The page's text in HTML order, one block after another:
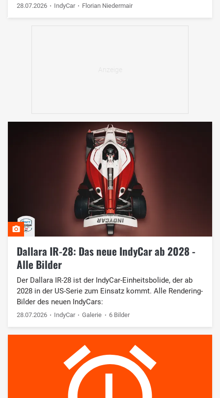
28.07.2026 IndyCar Florian Niedermair
Dallara IR-28: Das neue IndyCar ab 2028 -
Alle Bilder
Der Dallara IR-28 ist der IndyCar-Einheitsbolide, der ab
2028 in der US-Serie zum Einsatz kommt. Alle Rendering-
Bilder des neuen IndyCars:
28.07.2026 IndyCar Galerie 6 Bilder